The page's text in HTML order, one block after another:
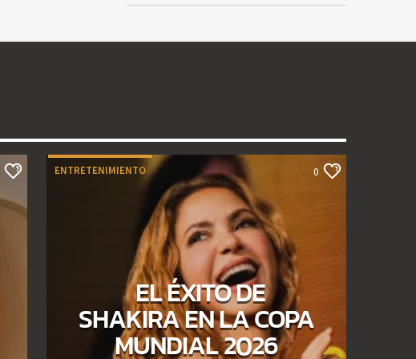
ENTRETENIMIENTO 0
EL ÉXITO DE
SHAKIRA EN LA COPA
MUNDIAL 2026